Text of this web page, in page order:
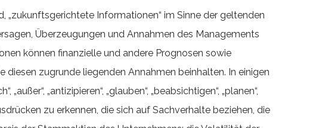
„zukunftsgerichtete Informationen“ im Sinne der geltenden
Überzeugungen und Annahmen des Managements
können finanzielle und andere Prognosen sowie
zugrunde liegenden Annahmen beinhalten. In einigen
„antizipieren“, „glauben“, „beabsichtigen“, „planen“,
zu erkennen, die sich auf Sachverhalte beziehen, die